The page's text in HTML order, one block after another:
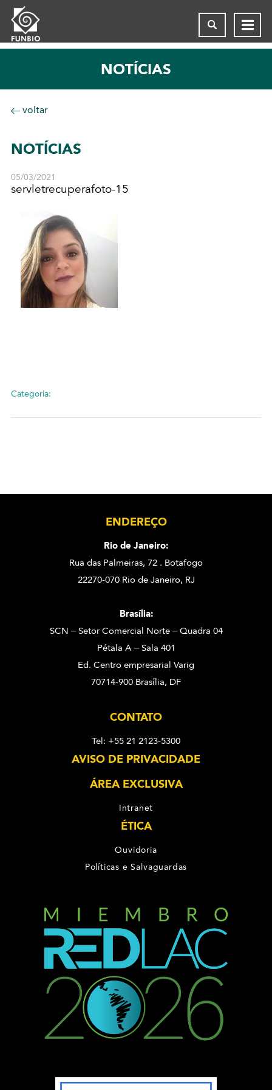
NOTÍCIAS
voltar
NOTÍCIAS
05/03/2021
servletrecuperafoto-15
Categoria:
ENDEREÇO
Rio de Janeiro:
Rua das Palmeiras, 72 . Botafogo
22270-070 Rio de Janeiro, RJ
Brasília:
SCN – Setor Comercial Norte – Quadra 04
Pétala A – Sala 401
Ed. Centro empresarial Varig
70714-900 Brasília, DF
CONTATO
Tel: +55 21 2123-5300
AVISO DE PRIVACIDADE
ÁREA EXCLUSIVA
Intranet
ÉTICA
Ouvidoria
Políticas e Salvaguardas